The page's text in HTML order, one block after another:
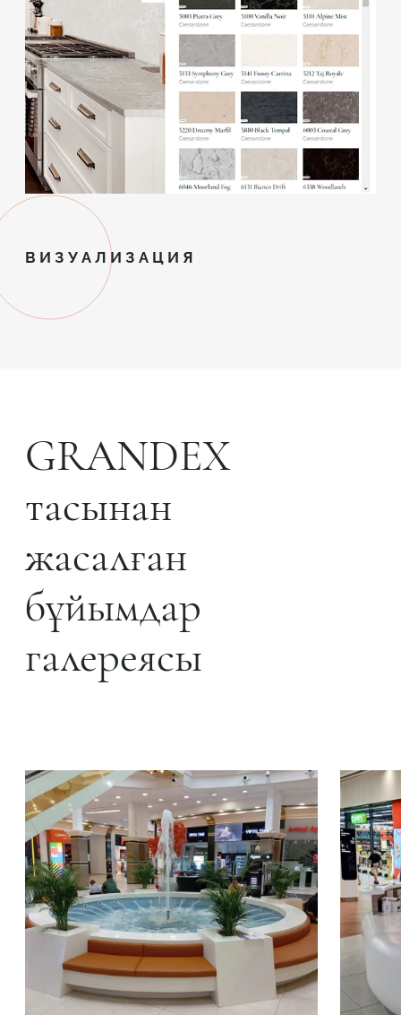
ВИЗУАЛИЗАЦИЯ
GRANDEX
тасынан
жасалған
бұйымдар
галереясы